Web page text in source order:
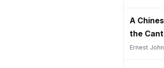
A
the
Ernest